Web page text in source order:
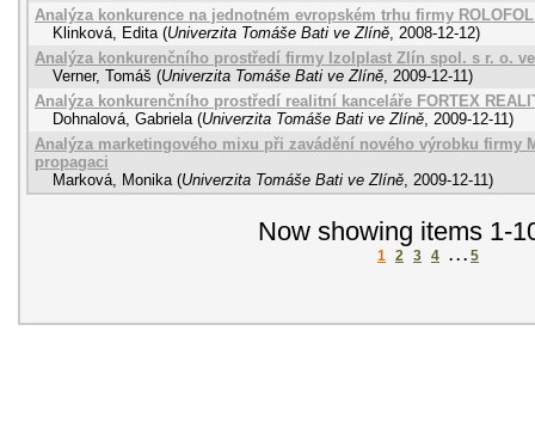
Analýza konkurence na jednotném evropském trhu firmy
Klinková, Edita (Univerzita Tomáše Bati ve Zlíně 2008-12-12)
Analýza konkurenčního prostředí firmy Izolplast Zlín spol. s r. o.
Verner, Tomáš (Univerzita Tomáše Bati ve Zlíně 2009-12-11 )
Analýza konkurenčního prostředí realitní kanceláře FORTEX
Dohnalová, Gabriela (Univerzita Tomáše Bati ve Zlíně 2009-12-11 )
Analýza marketingového mixu při zavádění nového výrobku firmy
propagaci
Marková, Monika (Univerzita Tomáše Bati ve Zlíně 2009-12-11 )
Now showing items 1-
1 2 3 4 . . . 5